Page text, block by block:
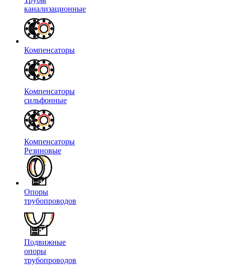
канализационные
Компенсаторы
Компенсаторы
сильфонные
Компенсаторы
Резиновые
Опоры
трубопроводов
Подвижные
опоры
трубопроводов